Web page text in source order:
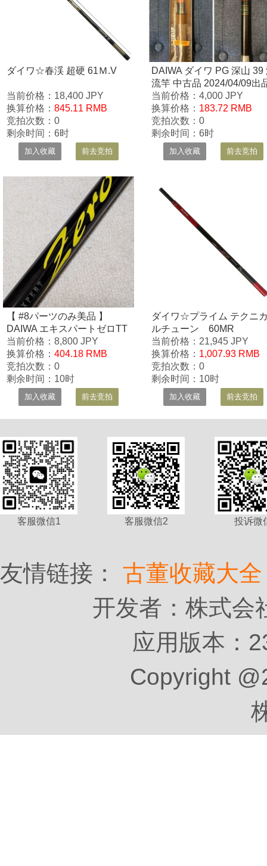
ダイワ☆春渓 超硬 61Ｍ.V
当前价格：18,400 JPY
换算价格： 845.11 RMB
竞拍次数：0
剩余时间：6时
加入收藏 前去竞拍
DAIWA ダイワ PG 深山 39
流竿 中古品 2024/04/09出
C
当前价格：4,000 JPY
换算价格： 183.72 RMB
竞拍次数：0
剩余时间：6时
加入收藏 前去竞拍
【 #8パーツのみ美品 】
DAIWA エキスパートゼロTT
カスタムH85 #8B 下栓付き
予備用に最適
当前价格：8,800 JPY
换算价格： 404.18 RMB
竞拍次数：0
剩余时间：10时
加入收藏 前去竞拍
ダイワ☆プライム テクニ
ルチューン 60MR
当前价格：21,945 JPY
换算价格： 1,007.93 RMB
竞拍次数：0
剩余时间：10时
加入收藏 前去竞拍
客服微信1 客服微信2 投诉微
友情链接： 古董收藏大全
开发者：株式
应用版本：
Copyright